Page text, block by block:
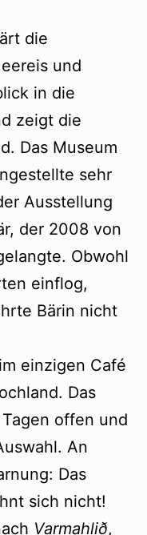
die
und
in die
zeigt die
Das Museum
sehr
Ausstellung
der 2008 von
Obwohl
einflog,
Bärin nicht
einzigen Café
Das
offen und
An
Das
sich nicht!
Varmahlið,